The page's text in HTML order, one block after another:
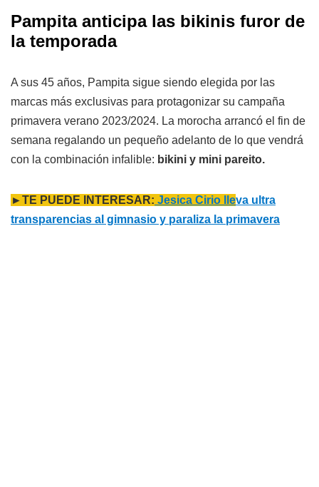
Pampita anticipa las bikinis furor de
la temporada
A sus 45 años, Pampita sigue siendo elegida por las
marcas más exclusivas para protagonizar su campaña
primavera verano 2023/2024. La morocha arrancó el fin de
semana regalando un pequeño adelanto de lo que vendrá
con la combinación infalible: bikini y mini pareito.
►TE PUEDE INTERESAR: Jesica Cirio lleva ultra
transparencias al gimnasio y paraliza la primavera